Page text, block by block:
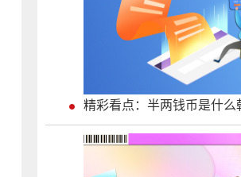
精彩看点：半两钱币是什么